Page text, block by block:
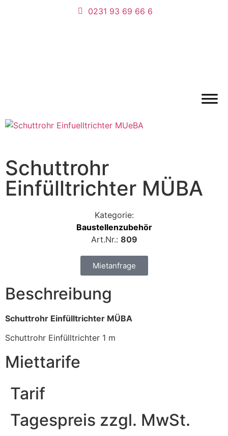
0231 93 69 66 6
Schuttrohr
Einfülltrichter MÜBA
Kategorie:
Baustellenzubehör
Art.Nr.: 809
Mietanfrage
Beschreibung
Schuttrohr Einfülltrichter MÜBA
Schuttrohr Einfülltrichter 1 m
Miettarife
Tarif
Tagespreis zzgl. MwSt.